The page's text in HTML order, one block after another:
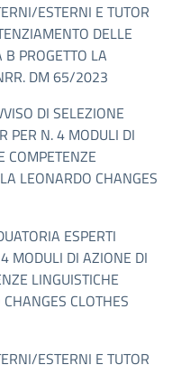
ESTERNI E TUTOR
DELLE
PROGETTO LA
DM 65/2023
DI SELEZIONE
PER N. 4 MODULI DI
COMPETENZE
LEONARDO CHANGES
ESPERTI
MODULI DI AZIONE DI
LINGUISTICHE
CLOTHES
ESTERNI E TUTOR